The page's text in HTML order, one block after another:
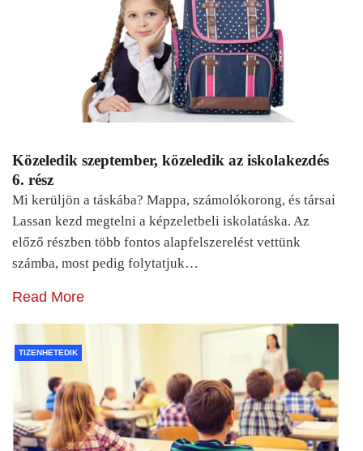
Közeledik szeptember, közeledik az iskolakezdés
6. rész
Mi kerüljön a táskába? Mappa, számolókorong, és társai
Lassan kezd megtelni a képzeletbeli iskolatáska. Az
előző részben több fontos alapfelszerelést vettünk
számba, most pedig folytatjuk…
Read More
TIZENHETEDIK